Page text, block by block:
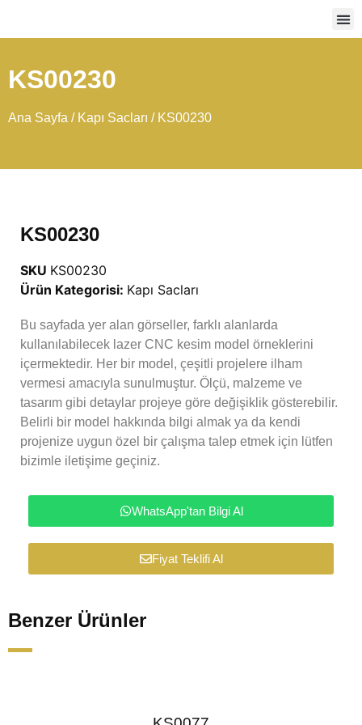
KS00230
Ana Sayfa / Kapı Sacları / KS00230
KS00230
SKU KS00230
Ürün Kategorisi: Kapı Sacları
Bu sayfada yer alan görseller, farklı alanlarda
kullanılabilecek lazer CNC kesim model örneklerini
içermektedir. Her bir model, çeşitli projelere ilham
vermesi amacıyla sunulmuştur. Ölçü, malzeme ve
tasarım gibi detaylar projeye göre değişiklik gösterebilir.
Belirli bir model hakkında bilgi almak ya da kendi
projenize uygun özel bir çalışma talep etmek için lütfen
bizimle iletişime geçiniz.
WhatsApp'tan Bilgi Al
Fiyat Teklifi Al
Benzer Ürünler